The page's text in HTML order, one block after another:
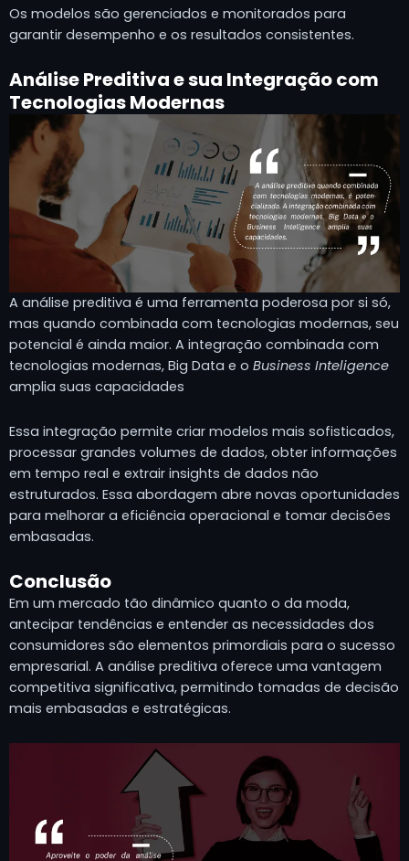
Os modelos são gerenciados e monitorados para
garantir desempenho e os resultados consistentes.
Análise Preditiva e sua Integração com
Tecnologias Modernas
A análise preditiva é uma ferramenta poderosa por si só,
mas quando combinada com tecnologias modernas, seu
potencial é ainda maior. A integração combinada com
tecnologias modernas, Big Data e o Business Inteligence
amplia suas capacidades
Essa integração permite criar modelos mais sofisticados,
processar grandes volumes de dados, obter informações
em tempo real e extrair insights de dados não
estruturados. Essa abordagem abre novas oportunidades
para melhorar a eficiência operacional e tomar decisões
embasadas.
Conclusão
Em um mercado tão dinâmico quanto o da moda,
antecipar tendências e entender as necessidades dos
consumidores são elementos primordiais para o sucesso
empresarial. A análise preditiva oferece uma vantagem
competitiva significativa, permitindo tomadas de decisão
mais embasadas e estratégicas.